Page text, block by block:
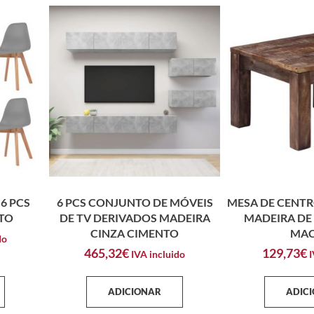
PCS
6 PCS CONJUNTO DE MÓVEIS
DE TV DERIVADOS MADEIRA
CINZA CIMENTO
465,32€ IVA incluido
ADICIONAR
MESA DE
MADEIRA
129,73€